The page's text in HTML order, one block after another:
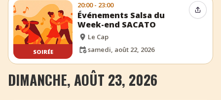
SOIRÉE
20:00 - 23:00
Événements Salsa du
Week-end SACATO
Le Cap
samedi, août 22, 2026
DIMANCHE, AOÛT 23, 2026